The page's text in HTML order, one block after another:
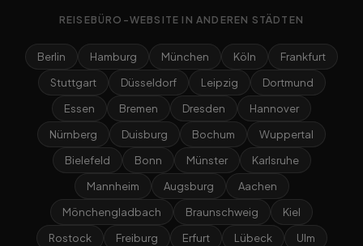
REISEBÜRO-WEBSITE IN ANDEREN STÄDTEN
Berlin Hamburg München Köln
Frankfurt
Stuttgart
Düsseldorf Leipzig
Dortmund
Essen
Bremen Dresden
Hannover
Nürnberg
Duisburg Bochum
Wuppertal
Bielefeld
Bonn Münster
Karlsruhe
Mannheim
Augsburg
Aachen
Mönchengladbach
Braunschweig
Kiel
Rostock
Freiburg Erfurt Lübeck Ulm